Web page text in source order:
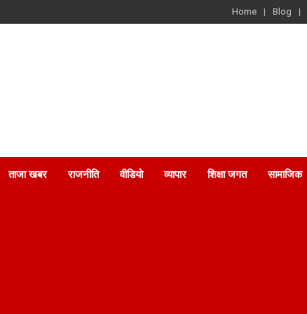
Home Blog
ताजा खबर राजनीति वीडियो व्यापार शिक्षा जगत सामाजिक